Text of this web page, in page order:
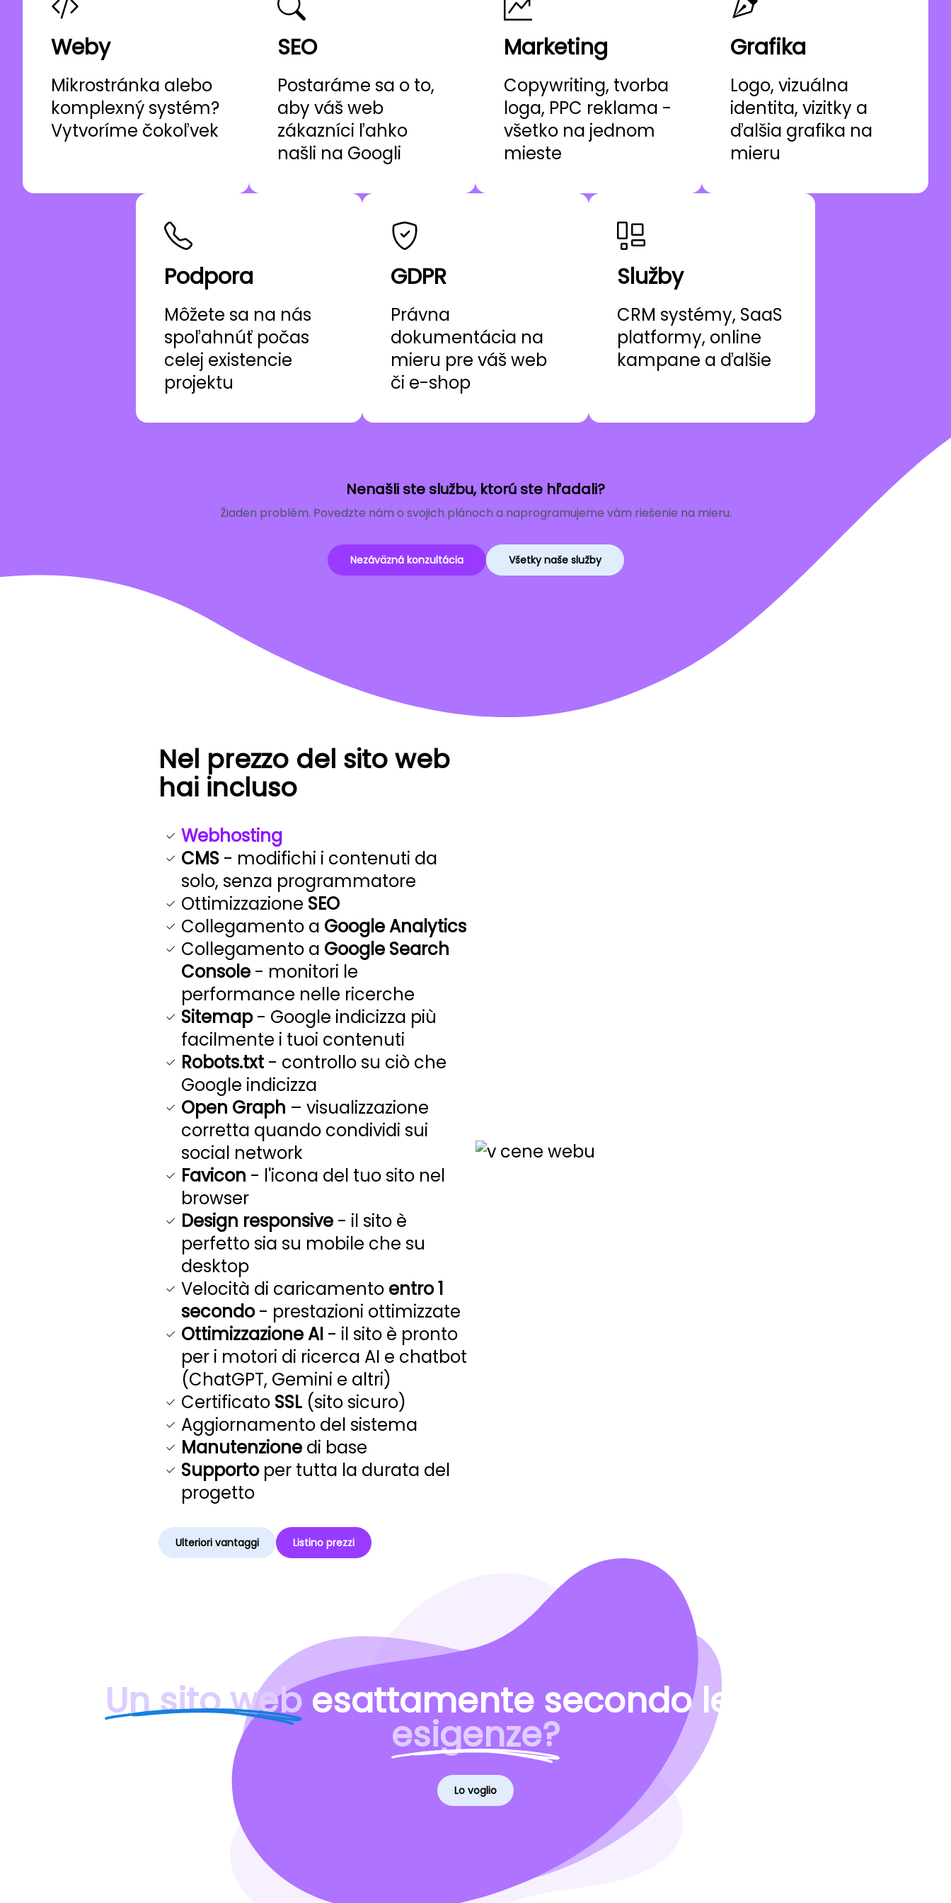
Weby
Mikrostránka alebo
komplexný systém?
Vytvoríme čokoľvek
SEO
Postaráme sa o to,
aby váš web
zákazníci ľahko
našli na Googli
Marketing
Copywriting, tvorba
loga, PPC reklama -
všetko na jednom
mieste
Grafika
Logo, vizuálna
identita, vizitky a
ďalšia grafika na
mieru
Podpora
Môžete sa na nás
spoľahnúť počas
celej existencie
projektu
GDPR
Právna
dokumentácia na
mieru pre váš web
či e-shop
Služby
CRM systémy, SaaS
platformy, online
kampane a ďalšie
Nenašli ste službu, ktorú ste hľadali?
Žiaden problém. Povedzte nám o svojich plánoch a naprogramujeme vám riešenie na mieru.
Nezáväzná konzultácia Všetky naše služby
Nel prezzo del sito web
hai incluso
Webhosting
CMS - modifichi i contenuti da
solo, senza programmatore
Ottimizzazione SEO
Collegamento a Google Analytics
Collegamento a Google Search
Console - monitori le
performance nelle ricerche
Sitemap- Google indicizza più
facilmente i tuoi contenuti
Robots.txt - controllo su ciò che
Google indicizza
Open Graph – visualizzazione
corretta quando condividi sui
social network
Favicon - l'icona del tuo sito nel
browser
Design responsive - il sito è
perfetto sia su mobile che su
desktop
Velocità di caricamento entro 1
secondo- prestazioni ottimizzate
Ottimizzazione AI - il sito è pronto
per i motori di ricerca AI e chatbot
(ChatGPT, Gemini e altri)
Certificato SSL (sito sicuro)
Aggiornamento del sistema
Manutenzione di base
Supportoper tutta la durata del
progetto
Ulteriori vantaggi Listino prezzi
Un sito web esattamente secondo le vostre
esigenze?
Lo voglio